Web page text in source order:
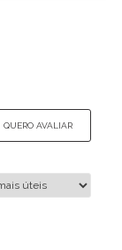
QUERO AVALIAR